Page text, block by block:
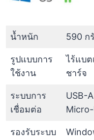
น้ำหนัก 590 ก
รูปแบบการ
ใช้งาน
ไร้แบต
ชาร์จ
ระบบการ
เชื่อมต่อ
USB-
Micro-
รองรับระบบ